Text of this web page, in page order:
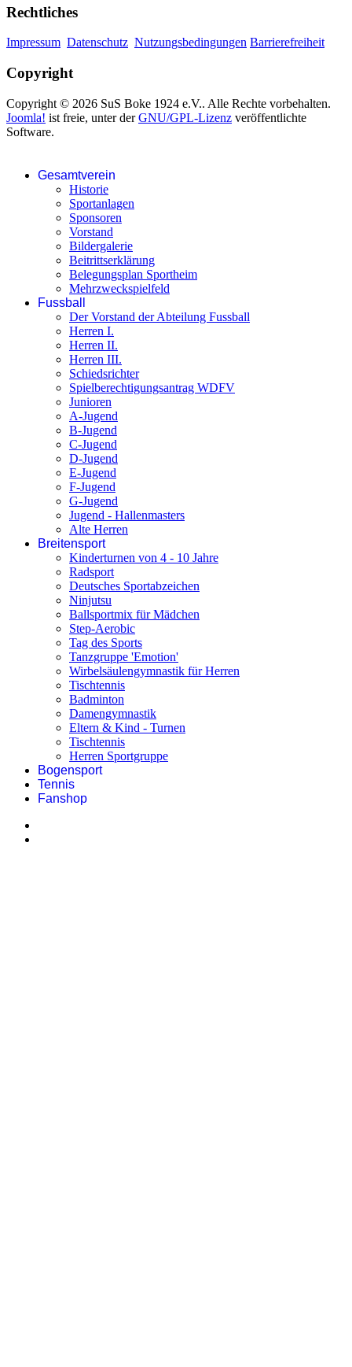
Rechtliches
Impressum Datenschutz Nutzungsbedingungen Barrierefreiheit
Copyright
Copyright © 2026 SuS Boke 1924 e.V.. Alle Rechte vorbehalten.
Joomla! ist freie, unter derGNU/GPL-Lizenz veröffentlichte
Software.
Gesamtverein
Historie
Sportanlagen
Sponsoren
Vorstand
Bildergalerie
Beitrittserklärung
Belegungsplan Sportheim
Mehrzweckspielfeld
Fussball
Der Vorstand der Abteilung Fussball
Herren I.
Herren II.
Herren III.
Schiedsrichter
Spielberechtigungsantrag WDFV
Junioren
A-Jugend
B-Jugend
C-Jugend
D-Jugend
E-Jugend
F-Jugend
G-Jugend
Jugend - Hallenmasters
Alte Herren
Breitensport
Kinderturnen von 4 - 10 Jahre
Radsport
Deutsches Sportabzeichen
Ninjutsu
Ballsportmix für Mädchen
Step-Aerobic
Tag des Sports
Tanzgruppe 'Emotion'
Wirbelsäulengymnastik für Herren
Tischtennis
Badminton
Damengymnastik
Eltern & Kind - Turnen
Tischtennis
Herren Sportgruppe
Bogensport
Tennis
Fanshop